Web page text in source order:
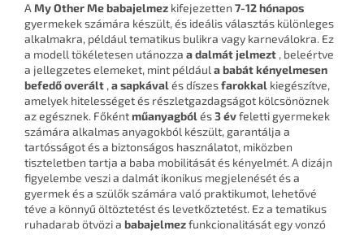
A My Other Mebabajelmez kifejezetten 7-12 hónapos
gyermekek számára készült, és ideális választás különleges
alkalmakra, például tematikus bulikra vagy karneválokra. Ez
a modell tökéletesen utánozza a dalmát jelmezt , beleértve
a jellegzetes elemeket, mint például a babát kényelmesen
befedő overált , a sapkávalés díszesfarokkal kiegészítve,
amelyek hitelességet és részletgazdagságot kölcsönöznek
az egésznek. Főkéntműanyagbólés3 évfeletti gyermekek
számára alkalmas anyagokból készült, garantálja a
tartósságot és a biztonságos használatot, miközben
tiszteletben tartja a baba mobilitását és kényelmét. A dizájn
figyelembe veszi a dalmát ikonikus megjelenését és a
gyermek és a szülők számára való praktikumot, lehetővé
téve a könnyű öltöztetést és levetkőztetést. Ez a tematikus
ruhadarab ötvözi a babajelmezfunkcionalitását egy vonzó